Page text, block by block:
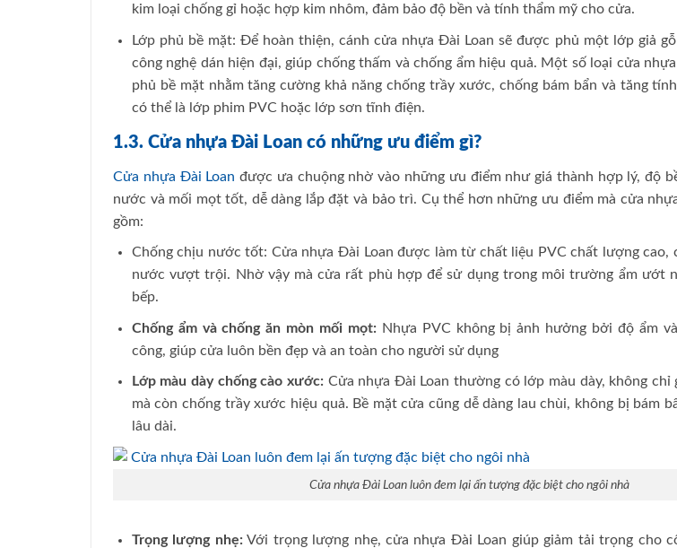
kim loại chống gỉ hoặc hợp kim nhôm, đảm bảo độ bền và tính thẩm mỹ cho cửa.
Lớp phủ bề mặt: Để hoàn thiện, cánh cửa nhựa Đài Loan sẽ được phủ một lớp giả
công nghệ dán hiện đại, giúp chống thấm và chống ẩm hiệu quả. Một số loại cửa
phủ bề mặt nhằm tăng cường khả năng chống trầy xước, chống bám bẩn và tăng
có thể là lớp phim PVC hoặc lớp sơn tĩnh điện.
1.3. Cửa nhựa Đài Loan có những ưu điểm gì?
Cửa nhựa Đài Loan được ưa chuộng nhờ vào những ưu điểm như giá thành hợp lý, độ
nước và mối mọt tốt, dễ dàng lắp đặt và bảo trì. Cụ thể hơn những ưu điểm mà cửa
gồm:
Chống chịu nước tốt: Cửa nhựa Đài Loan được làm từ chất liệu PVC chất lượng cao,
nước vượt trội. Nhờ vậy mà cửa rất phù hợp để sử dụng trong môi trường ẩm ướt
bếp.
Chống ẩm và chống ăn mòn mối mọt:Nhựa PVC không bị ảnh hưởng bởi độ ẩm
công, giúp cửa luôn bền đẹp và an toàn cho người sử dụng
Lớp màu dày chống cào xước:Cửa nhựa Đài Loan thường có lớp màu dày, không chỉ
mà còn chống trầy xước hiệu quả. Bề mặt cửa cũng dễ dàng lau chùi, không bị bám
lâu dài.
Cửa nhựa Đài Loan luôn đem lại ấn tượng đặc biệt cho ngôi nhà
Trọng lượng nhẹ:Với trọng lượng nhẹ, cửa nhựa Đài Loan giúp giảm tải trọng cho